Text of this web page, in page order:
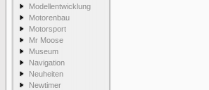
Modellentwicklung
Motorenbau
Motorsport
Mr Moose
Museum
Navigation
Neuheiten
Newtimer